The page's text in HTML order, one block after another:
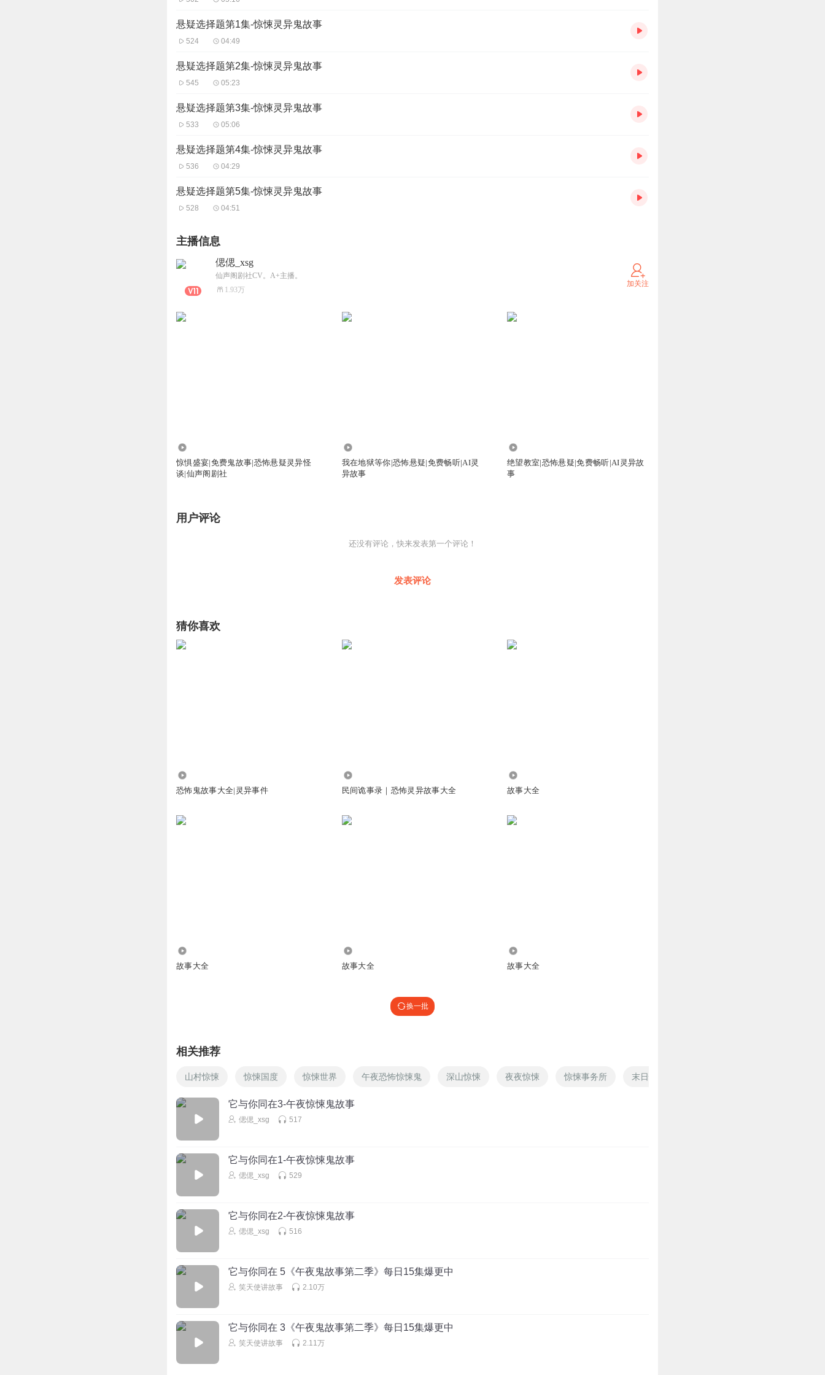
悬疑选择题第1集-惊悚灵异鬼故事
524 04:49
悬疑选择题第2集-惊悚灵异鬼故事
545 05:23
悬疑选择题第3集-惊悚灵异鬼故事
533 05:06
悬疑选择题第4集-惊悚灵异鬼故事
536 04:29
悬疑选择题第5集-惊悚灵异鬼故事
528 04:51
主播信息
偲偲_xsg
仙声阁剧社CV。A+主播。
1.93万
加关注
惊惧盛宴|免费鬼故事|恐怖悬疑灵异怪
谈|仙声阁剧社
我在地狱等你|恐怖悬疑|免费畅听|AI灵
异故事
绝望教室|恐怖悬疑|免费畅听|AI灵异故
事
用户评论
还没有评论，快来发表第一个评论！
发表评论
猜你喜欢
恐怖鬼故事大全|灵异事件 民间诡事录｜恐怖灵异故事大全 故事大全
故事大全 故事大全 故事大全
换一批
相关推荐
山村惊悚 惊悚国度 惊悚世界 午夜恐怖惊悚鬼 深山惊悚 夜夜惊悚 惊悚事务所 末日惊悚世界
它与你同在3-午夜惊悚鬼故事
偲偲_xsg 517
它与你同在1-午夜惊悚鬼故事
偲偲_xsg 529
它与你同在2-午夜惊悚鬼故事
偲偲_xsg 516
它与你同在 5《午夜鬼故事第二季》每日15集爆更中
笑天使讲故事 2.10万
它与你同在 3《午夜鬼故事第二季》每日15集爆更中
笑天使讲故事 2.11万